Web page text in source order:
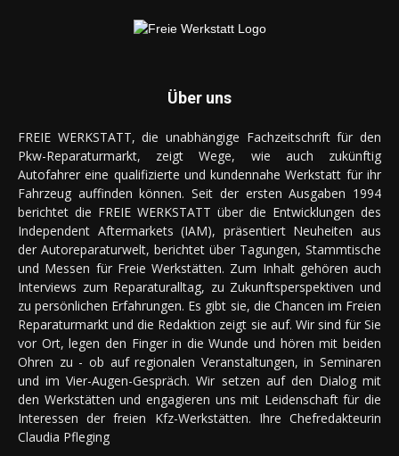
Über uns
FREIE WERKSTATT, die unabhängige Fachzeitschrift für den
Pkw-Reparaturmarkt, zeigt Wege, wie auch zukünftig
Autofahrer eine qualifizierte und kundennahe Werkstatt für ihr
Fahrzeug auffinden können. Seit der ersten Ausgaben 1994
berichtet die FREIE WERKSTATT über die Entwicklungen des
Independent Aftermarkets (IAM), präsentiert Neuheiten aus
der Autoreparaturwelt, berichtet über Tagungen, Stammtische
und Messen für Freie Werkstätten. Zum Inhalt gehören auch
Interviews zum Reparaturalltag, zu Zukunftsperspektiven und
zu persönlichen Erfahrungen. Es gibt sie, die Chancen im Freien
Reparaturmarkt und die Redaktion zeigt sie auf. Wir sind für Sie
vor Ort, legen den Finger in die Wunde und hören mit beiden
Ohren zu - ob auf regionalen Veranstaltungen, in Seminaren
und im Vier-Augen-Gespräch. Wir setzen auf den Dialog mit
den Werkstätten und engagieren uns mit Leidenschaft für die
Interessen der freien Kfz-Werkstätten. Ihre Chefredakteurin
Claudia Pfleging